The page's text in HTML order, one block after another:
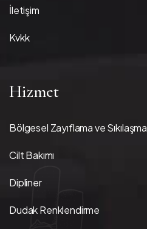
İletişim
Kvkk
Hizmet
Bölgesel Zayıflama ve Sıkılaşma
Cilt Bakımı
Dipliner
Dudak Renklendirme